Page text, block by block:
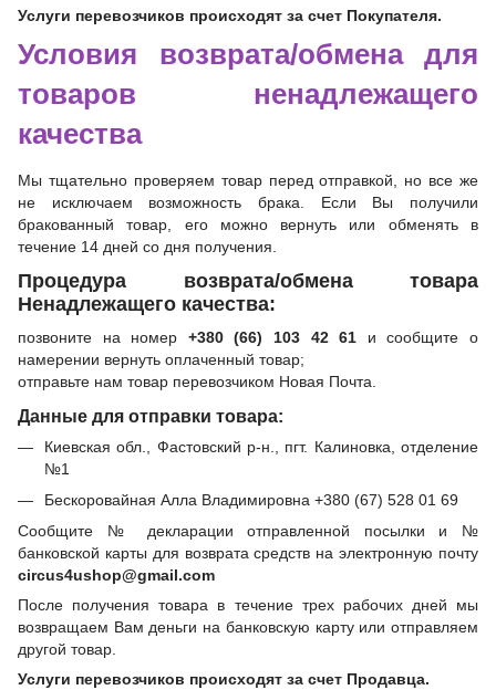
Услуги перевозчиков происходят за счет Покупателя.
Условия возврата/обмена для
товаров ненадлежащего
качества
Мы тщательно проверяем товар перед отправкой, но все же
не исключаем возможность брака. Если Вы получили
бракованный товар, его можно вернуть или обменять в
течение 14 дней со дня получения.
Процедура возврата/обмена товара
Ненадлежащего качества:
позвоните на номер +380 (66) 103 42 61 и сообщите о
намерении вернуть оплаченный товар;
отправьте нам товар перевозчиком Новая Почта.
Данные для отправки товара:
Киевская обл., Фастовский р-н., пгт. Калиновка, отделение
№1
Бескоровайная Алла Владимировна +380 (67) 528 01 69
Сообщите № декларации отправленной посылки и №
банковской карты для возврата средств на электронную почту
circus4ushop@gmail.com
После получения товара в течение трех рабочих дней мы
возвращаем Вам деньги на банковскую карту или отправляем
другой товар.
Услуги перевозчиков происходят за счет Продавца.